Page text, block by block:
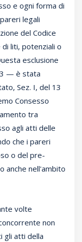
e ogni forma di
legali
del Codice
liti, potenziali o
esclusione
— è stata
Sez. I, del 13
Consesso
tra
agli atti delle
che i pareri
o del pre-
anche nell'ambito
volte
non
gli atti della